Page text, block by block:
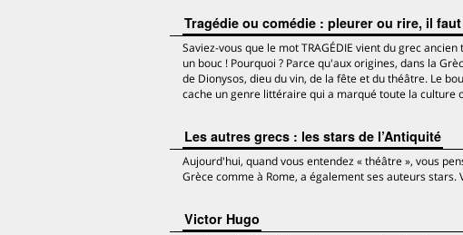
Tragédie ou comédie : pleurer ou rire, il
Saviez-vous que le mot TRAGÉDIE vient du grec
un bouc ! Pourquoi ? Parce qu'aux origines, dans la
de Dionysos, dieu du vin, de la fête et du théâtre. Le
cache un genre littéraire qui a marqué toute la culture
Les autres grecs : les stars de l’Antiquité
Aujourd'hui, quand vous entendez « théâtre », vous
Grèce comme à Rome, a également ses auteurs
Victor Hugo